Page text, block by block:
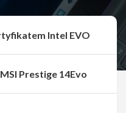
Intel EVO
Prestige 14Evo